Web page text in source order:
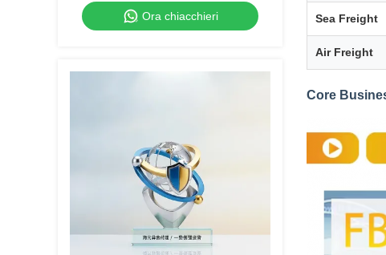
Ora chiacchieri Sea Freight
Air Freight
Core